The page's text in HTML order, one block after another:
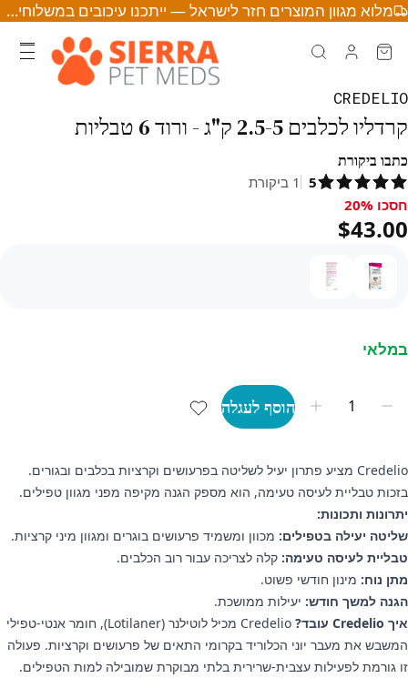
מלוא מגוון המוצרים חזר לישראל — ייתכנו עיכובים במשלוחים • לחצו לפרטים
CREDELIO
קרדליו לכלבים 2.5-5 ק"ג - ורוד 6 טבליות
כתבו ביקורת
5
1 ביקורת
חסכו 20%, $43.00
חסכו 20%
$43.00
במלאי
הוסף לעגלה
Credelio מציע פתרון יעיל לשליטה בפרעושים וקרציות בכלבים ובגורים.
בזכות טבליית לעיסה טעימה, הוא מספק הגנה מקיפה מפני מגוון טפילים.
יתרונות ותכונות:
שליטה יעילה בטפילים: מכוון ומשמיד פרעושים בוגרים ומגוון מיני קרציות.
טבליית לעיסה טעימה: קלה לצריכה עבור רוב הכלבים.
מתן נוח: מינון חודשי פשוט.
הגנה למשך חודש: יעילות ממושכת.
איך Credelio עובד?
Credelio מכיל לוטילנר (Lotilaner), חומר אנטי-טפילי
המשבש את מעבר יוני הכלוריד בקרומי התאים של פרעושים וקרציות. פעולה
זו גורמת לפעילות עצבית-שרירית בלתי מבוקרת שמובילה למות הטפילים.